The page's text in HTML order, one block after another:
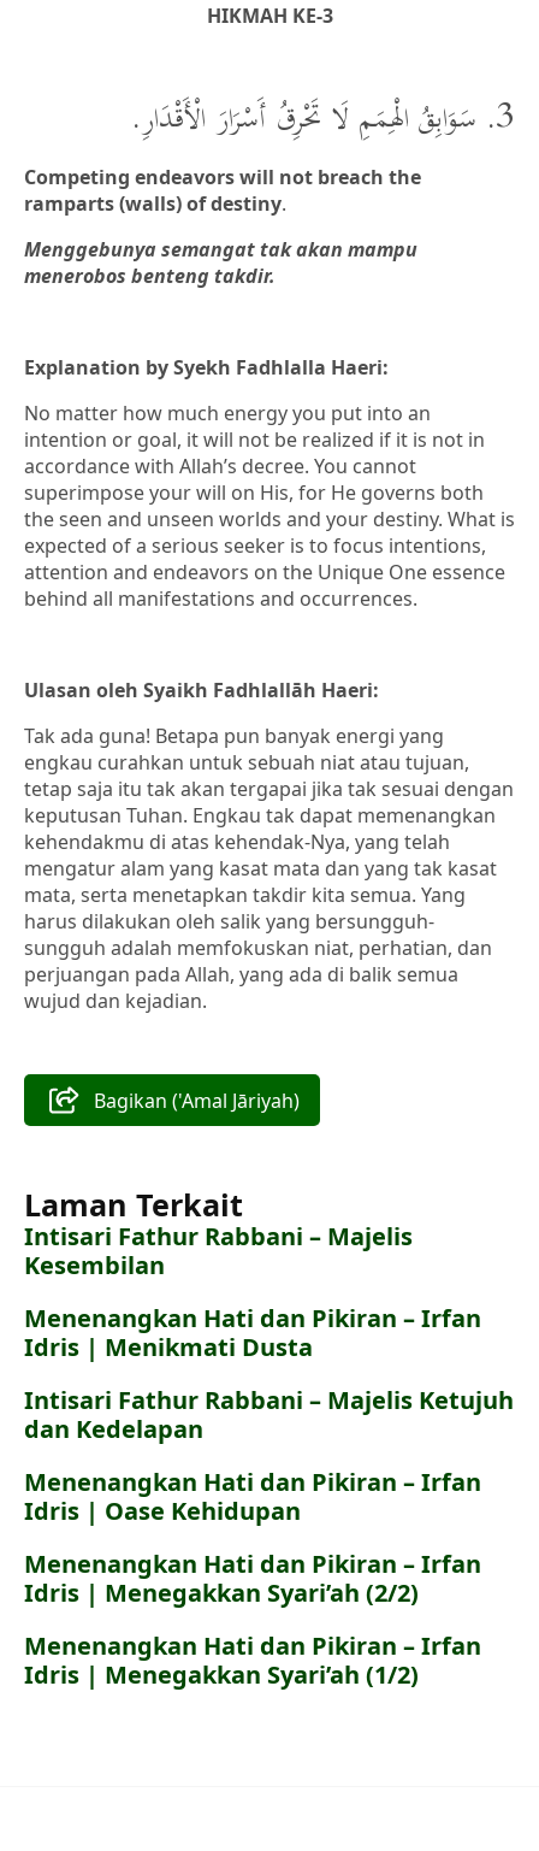
HIKMAH KE-3
3. سَوَابِقُ الْهِمَمِ لَا تَحْرِقُ أَسْرَارَ الْأَقْدَارِ.
Competing endeavors will not breach the
ramparts (walls) of destiny.
Menggebunya semangat tak akan mampu
menerobos benteng takdir.
Explanation bySyekh Fadhlalla Haeri:
No matter how much energy you put into an
intention or goal, it will not be realized if it is not in
accordance with Allah’s decree. You cannot
superimpose your will on His, for He governs both
the seen and unseen worlds and your destiny. What is
expected of a serious seeker is to focus intentions,
attention and endeavors on the Unique One essence
behind all manifestations and occurrences.
Ulasan oleh Syaikh Fadhlallāh Haeri:
Tak ada guna! Betapa pun banyak energi yang
engkau curahkan untuk sebuah niat atau tujuan,
tetap saja itu tak akan tergapai jika tak sesuai dengan
keputusan Tuhan. Engkau tak dapat memenangkan
kehendakmu di atas kehendak-Nya, yang telah
mengatur alam yang kasat mata dan yang tak kasat
mata, serta menetapkan takdir kita semua. Yang
harus dilakukan oleh salik yang bersungguh-
sungguh adalah memfokuskan niat, perhatian, dan
perjuangan pada Allah, yang ada di balik semua
wujud dan kejadian.
Bagikan ('Amal Jāriyah)
Laman Terkait
Intisari Fathur Rabbani – Majelis
Kesembilan
Menenangkan Hati dan Pikiran – Irfan
Idris | Menikmati Dusta
Intisari Fathur Rabbani – Majelis Ketujuh
dan Kedelapan
Menenangkan Hati dan Pikiran – Irfan
Idris | Oase Kehidupan
Menenangkan Hati dan Pikiran – Irfan
Idris | Menegakkan Syari’ah (2/2)
Menenangkan Hati dan Pikiran – Irfan
Idris | Menegakkan Syari’ah (1/2)